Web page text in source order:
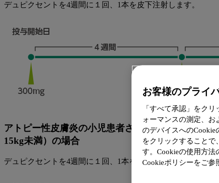
デュピクセントを4週間に１回、1本を皮下注射します。
アトピー性皮膚炎の小児患者さん（体重5kg以上
15kg未満）の場合
デュピクセントを4週間に１回、1本を皮下注射します。
お客様のプライ
「すべて承認」をク
ォーマンスの測定、
のデバイスへのCookie
をクリックすること
す。Cookieの使用方
Cookieポリシーをご参